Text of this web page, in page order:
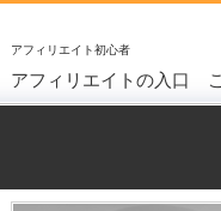
アフィリエイト初心者
アフィリエイトの入口